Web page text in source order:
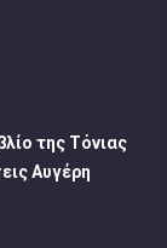
της Τόνιας
Αυγέρη